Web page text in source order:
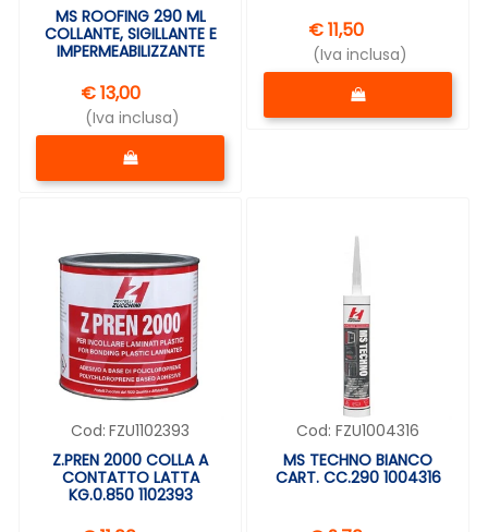
MS ROOFING 290 ML
COLLANTE, SIGILLANTE E
IMPERMEABILIZZANTE
€ 13,00
(Iva inclusa)
Quantità
€ 11,50
(Iva inclusa)
Quantità
Cod: FZU1102393
Z.PREN 2000 COLLA A
CONTATTO LATTA
KG.0.850 1102393
Cod: FZU1004316
MS TECHNO BIANCO
CART. CC.290 1004316